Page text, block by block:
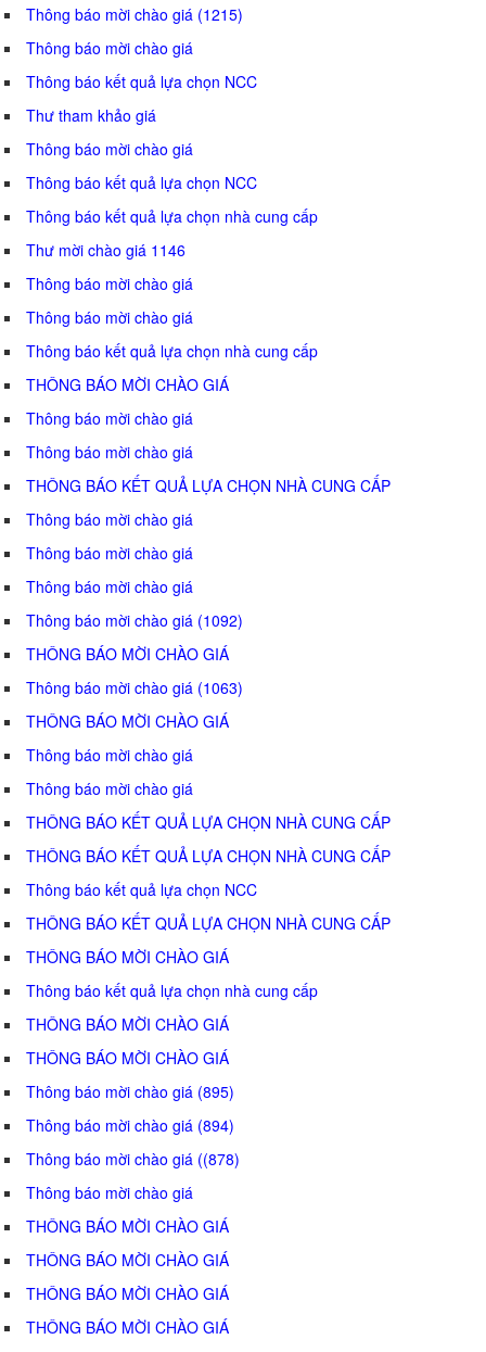
Thông báo mời chào giá (1215)
Thông báo mời chào giá
Thông báo kết quả lựa chọn NCC
Thư tham khảo giá
Thông báo mời chào giá
Thông báo kết quả lựa chọn NCC
Thông báo kết quả lựa chọn nhà cung cấp
Thư mời chào giá 1146
Thông báo mời chào giá
Thông báo mời chào giá
Thông báo kết quả lựa chọn nhà cung cấp
THÔNG BÁO MỜI CHÀO GIÁ
Thông báo mời chào giá
Thông báo mời chào giá
THÔNG BÁO KẾT QUẢ LỰA CHỌN NHÀ CUNG CẤP
Thông báo mời chào giá
Thông báo mời chào giá
Thông báo mời chào giá
Thông báo mời chào giá (1092)
THÔNG BÁO MỜI CHÀO GIÁ
Thông báo mời chào giá (1063)
THÔNG BÁO MỜI CHÀO GIÁ
Thông báo mời chào giá
Thông báo mời chào giá
THÔNG BÁO KẾT QUẢ LỰA CHỌN NHÀ CUNG CẤP
THÔNG BÁO KẾT QUẢ LỰA CHỌN NHÀ CUNG CẤP
Thông báo kết quả lựa chọn NCC
THÔNG BÁO KẾT QUẢ LỰA CHỌN NHÀ CUNG CẤP
THÔNG BÁO MỜI CHÀO GIÁ
Thông báo kết quả lựa chọn nhà cung cấp
THÔNG BÁO MỜI CHÀO GIÁ
THÔNG BÁO MỜI CHÀO GIÁ
Thông báo mời chào giá (895)
Thông báo mời chào giá (894)
Thông báo mời chào giá ((878)
Thông báo mời chào giá
THÔNG BÁO MỜI CHÀO GIÁ
THÔNG BÁO MỜI CHÀO GIÁ
THÔNG BÁO MỜI CHÀO GIÁ
THÔNG BÁO MỜI CHÀO GIÁ